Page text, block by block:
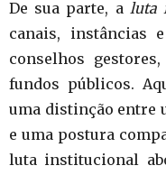
De sua parte, a luta
canais, instâncias
conselhos
fundos públicos.
uma distinção entre
e uma postura
luta institucional